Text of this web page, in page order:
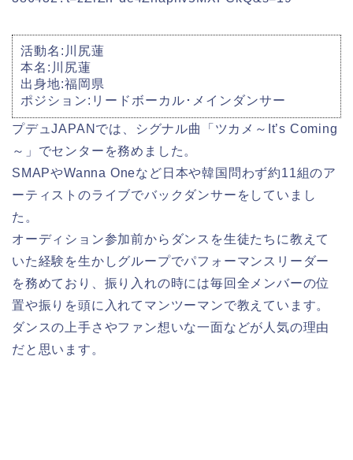
活動名:川尻蓮
本名:川尻蓮
出身地:福岡県
ポジション:リードボーカル･メインダンサー
プデュJAPANでは、シグナル曲「ツカメ～It’s Coming
～」でセンターを務めました。
SMAPやWanna Oneなど日本や韓国問わず約11組のア
ーティストのライブでバックダンサーをしていまし
た。
オーディション参加前からダンスを生徒たちに教えて
いた経験を生かしグループでパフォーマンスリーダー
を務めており、振り入れの時には毎回全メンバーの位
置や振りを頭に入れてマンツーマンで教えています。
ダンスの上手さやファン想いな一面などが人気の理由
だと思います。